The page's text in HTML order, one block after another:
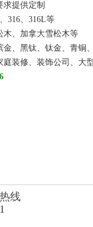
求提供定制
316、316L等
木、加拿大雪松木等
金、黑钛、钛金、青铜
庭装修、装饰公司、大
线